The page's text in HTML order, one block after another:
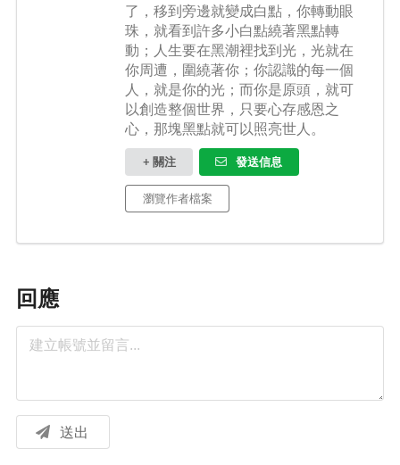
了，移到旁邊就變成白點，你轉動眼
珠，就看到許多小白點繞著黑點轉
動；人生要在黑潮裡找到光，光就在
你周遭，圍繞著你；你認識的每一個
人，就是你的光；而你是原頭，就可
以創造整個世界，只要心存感恩之
心，那塊黑點就可以照亮世人。
+ 關注 發送信息
瀏覽作者檔案
回應
送出